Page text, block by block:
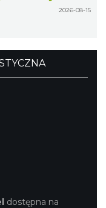
2026-08-15
dostępna na